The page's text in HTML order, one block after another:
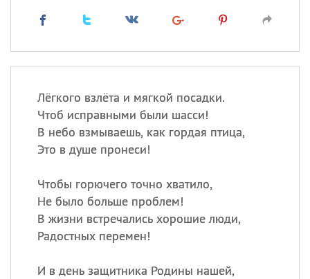
Лёгкого взлёта и мягкой посадки.
Чтоб исправными были шасси!
В небо взмываешь, как гордая птица,
Это в душе пронеси!
Чтобы горючего точно хватило,
Не было больше проблем!
В жизни встречались хорошие люди,
Радостных перемен!
И в день защитника Родины нашей,